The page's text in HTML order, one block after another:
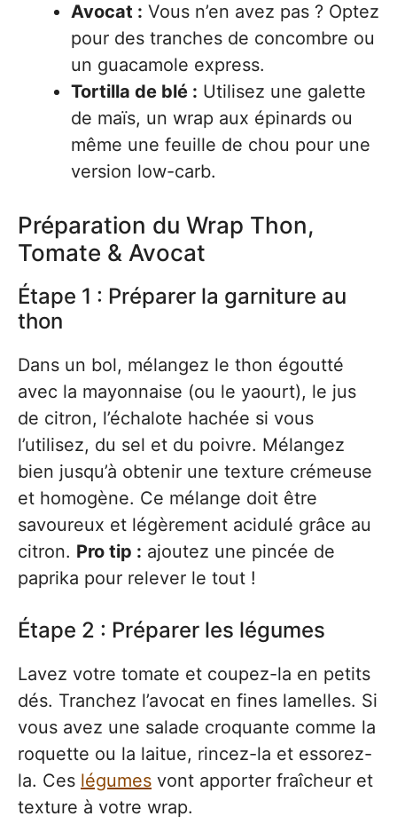
Avocat : Vous n’en avez pas ? Optez
pour des tranches de concombre ou
un guacamole express.
Tortilla de blé : Utilisez une galette
de maïs, un wrap aux épinards ou
même une feuille de chou pour une
version low-carb.
Préparation du Wrap Thon,
Tomate & Avocat
Étape 1 : Préparer la garniture au
thon
Dans un bol, mélangez le thon égoutté
avec la mayonnaise (ou le yaourt), le jus
de citron, l’échalote hachée si vous
l’utilisez, du sel et du poivre. Mélangez
bien jusqu’à obtenir une texture crémeuse
et homogène. Ce mélange doit être
savoureux et légèrement acidulé grâce au
citron. Pro tip : ajoutez une pincée de
paprika pour relever le tout !
Étape 2 : Préparer les légumes
Lavez votre tomate et coupez-la en petits
dés. Tranchez l’avocat en fines lamelles. Si
vous avez une salade croquante comme la
roquette ou la laitue, rincez-la et essorez-
la. Ces légumes vont apporter fraîcheur et
texture à votre wrap.